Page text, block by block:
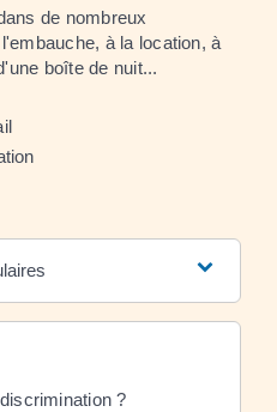
de nombreux
à la location, à
boîte de nuit...
?